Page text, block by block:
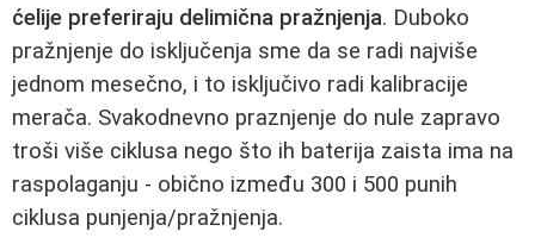
ćelije preferiraju delimična pražnjenja. Duboko
pražnjenje do isključenja sme da se radi najviše
jednom mesečno, i to isključivo radi kalibracije
merača. Svakodnevno praznjenje do nule zapravo
troši više ciklusa nego što ih baterija zaista ima na
raspolaganju - obično između 300 i 500 punih
ciklusa punjenja/pražnjenja.